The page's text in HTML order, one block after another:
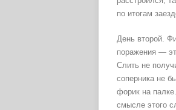
по итогам
День второй.
поражения —
Слить не
соперника не
форик на
смысле этого